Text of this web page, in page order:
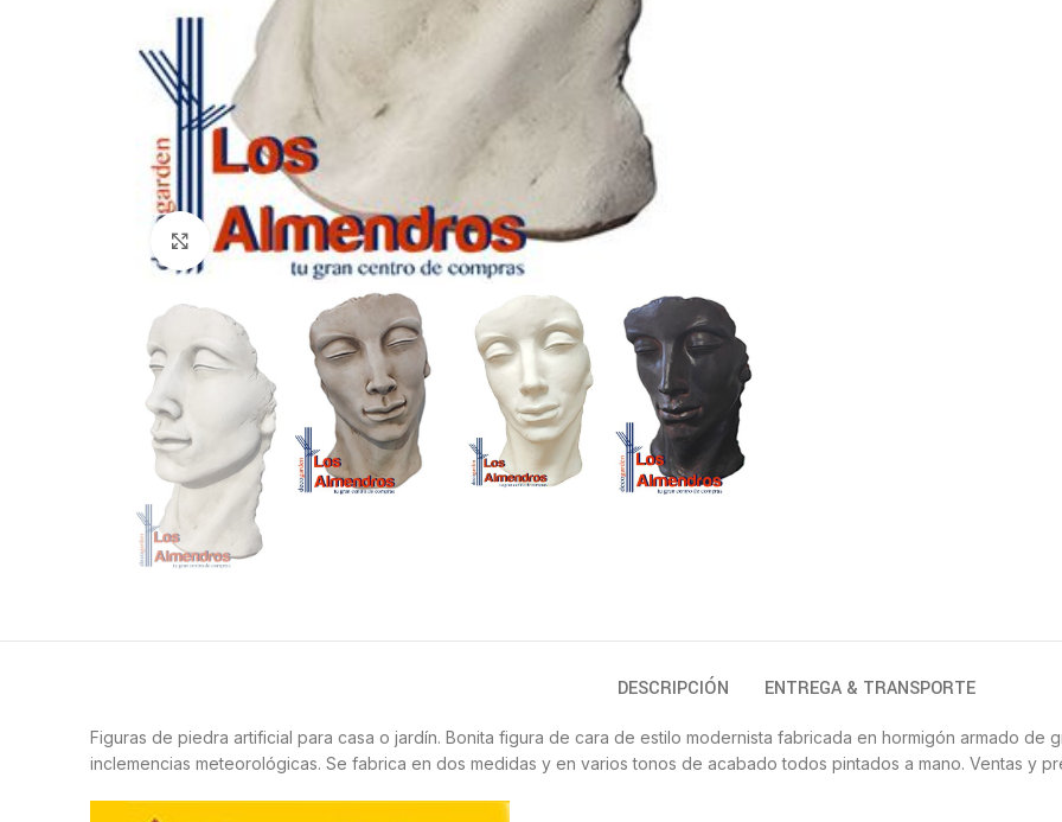
Clic para ampliar
DESCRIPCIÓN ENTREGA & TRANSPORTE
Figuras de piedra artificial para casa o jardín. Bonita figura de cara de estilo modernista fabricada en hormigón armado de
inclemencias meteorológicas. Se fabrica en dos medidas y en varios tonos de acabado todos pintados a mano. Ventas y